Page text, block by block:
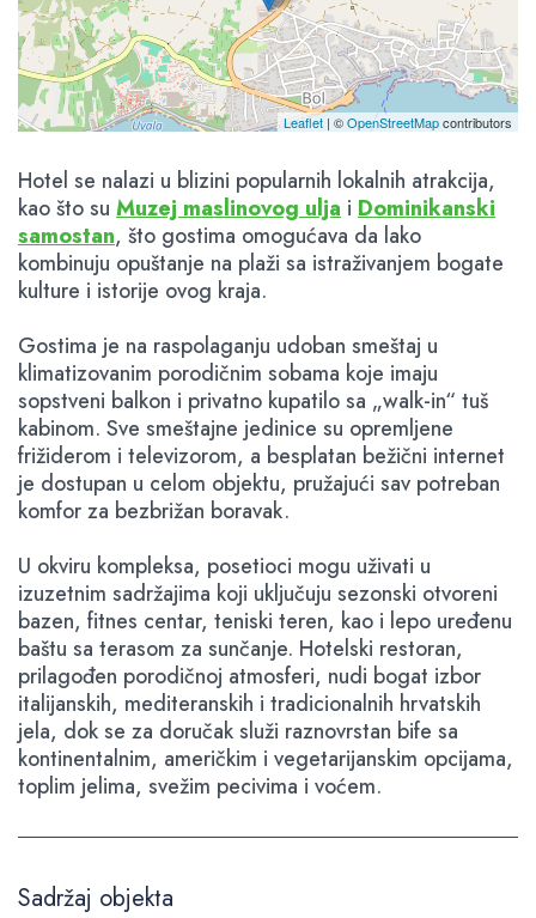
Leaflet | ©OpenStreetMapcontributors
Hotel se nalazi u blizini popularnih lokalnih atrakcija,
kao što su Muzej maslinovog ulja i Dominikanski
samostan, što gostima omogućava da lako
kombinuju opuštanje na plaži sa istraživanjem bogate
kulture i istorije ovog kraja.
Gostima je na raspolaganju udoban smeštaj u
klimatizovanim porodičnim sobama koje imaju
sopstveni balkon i privatno kupatilo sa „walk-in“ tuš
kabinom. Sve smeštajne jedinice su opremljene
frižiderom i televizorom, a besplatan bežični internet
je dostupan u celom objektu, pružajući sav potreban
komfor za bezbrižan boravak.
U okviru kompleksa, posetioci mogu uživati u
izuzetnim sadržajima koji uključuju sezonski otvoreni
bazen, fitnes centar, teniski teren, kao i lepo uređenu
baštu sa terasom za sunčanje. Hotelski restoran,
prilagođen porodičnoj atmosferi, nudi bogat izbor
italijanskih, mediteranskih i tradicionalnih hrvatskih
jela, dok se za doručak služi raznovrstan bife sa
kontinentalnim, američkim i vegetarijanskim opcijama,
toplim jelima, svežim pecivima i voćem.
Sadržaj objekta